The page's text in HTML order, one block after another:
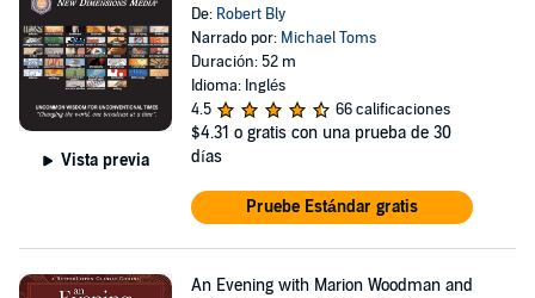
Vista previa
De: Robert Bly
Narrado por: Michael Toms
Duración: 52 m
Idioma: Inglés
4.5
66 calificaciones
$4.31 o gratis con una prueba de 30
días
Pruebe Estándar gratis
An Evening with Marion Woodman and